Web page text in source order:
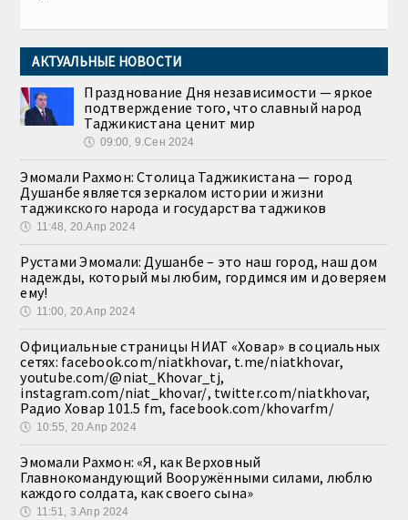
АКТУАЛЬНЫЕ НОВОСТИ
Празднование Дня независимости — яркое
подтверждение того, что славный народ
Таджикистана ценит мир
🕔 09:00, 9.Сен 2024
Эмомали Рахмон: Столица Таджикистана — город
Душанбе является зеркалом истории и жизни
таджикского народа и государства таджиков
🕔 11:48, 20.Апр 2024
Рустами Эмомали: Душанбе – это наш город, наш дом
надежды, который мы любим, гордимся им и доверяем
ему!
🕔 11:00, 20.Апр 2024
Официальные страницы НИАТ «Ховар» в социальных
сетях: facebook.com/niatkhovar, t.me/niatkhovar,
youtube.com/@niat_Khovar_tj,
instagram.com/niat_khovar/, twitter.com/niatkhovar,
Радио Ховар 101.5 fm, facebook.com/khovarfm/
🕔 10:55, 20.Апр 2024
Эмомали Рахмон: «Я, как Верховный
Главнокомандующий Вооружёнными силами, люблю
каждого солдата, как своего сына»
🕔 11:51, 3.Апр 2024